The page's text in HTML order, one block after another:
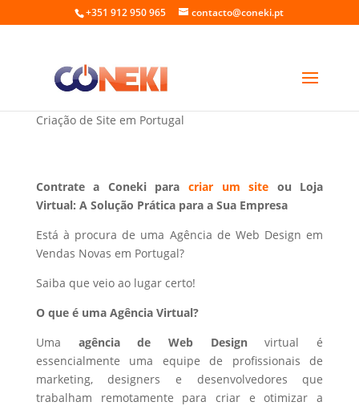
+351 912 950 965 contacto@coneki.pt
Web Design em Vendas Novas Portugal
Criação de Site em Portugal
Contrate a Coneki para criar um site ou Loja
Virtual: A Solução Prática para a Sua Empresa
Está à procura de uma Agência de Web Design em
Vendas Novas em Portugal?
Saiba que veio ao lugar certo!
O que é uma Agência Virtual?
Uma agência de Web Designvirtual é
essencialmente uma equipe de profissionais de
marketing, designers e desenvolvedores que
trabalham remotamente para criar e otimizar a